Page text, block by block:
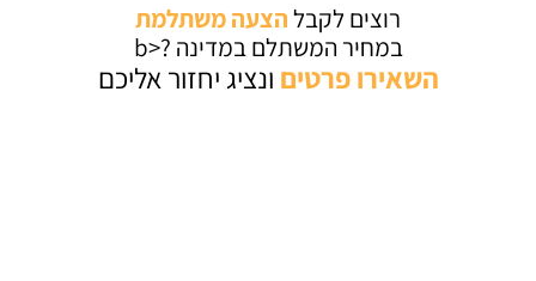
רוצים לקבלהצעה משתלמת
במחיר המשתלם במדינה ?<b
השאירו פרטים ונציג יחזור אליכם